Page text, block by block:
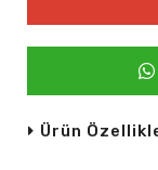
Ürün